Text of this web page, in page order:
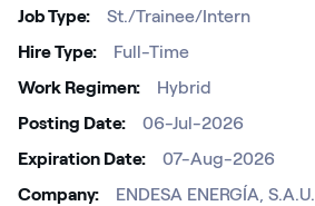
Job Type
St./Trainee/Intern
Hire Type
Full-Time
Work Regimen
Hybrid
Posting Date
06-Jul-2026
Expiration Date
07-Aug-2026
Company
ENDESA ENERGÍA, S.A.U.